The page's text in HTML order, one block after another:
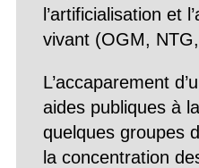
l’artificialisation et
vivant (OGM,
L’accaparement
aides publiques à
quelques groupes
la concentration